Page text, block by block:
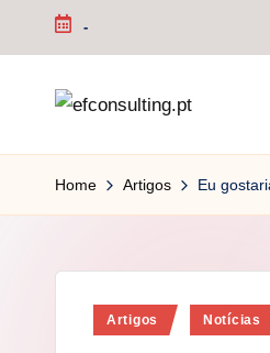
Skip
-
f
o
Home Artigos Eu
Posted
Artigos Notícias